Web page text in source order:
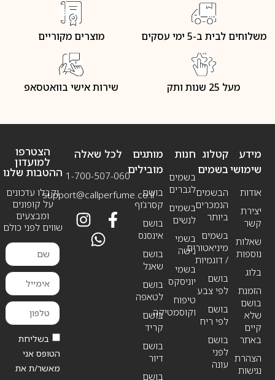
משלוחים לבית ב-5 ימי עסקים מוצרים מקוריים
מעל 25 שנות ותק שירות אישי בוואטסאפ
מידע
שימושי
אודות
יצירת
קשר
שאלות
נוספות
בלוג
הזמנת
בושם
שלא
קיים
באתר
הצהרת
נגישות
חנות
בשמים
לגברים
בשמים
לנשים
בשמי
נישה
בשמי
יוניסקס
טיפוח
וקוסמטיקה
קטלוג
בשמים
הבשמים
הנמכרים
ביותר
בשמים
מיניאטורים
/ דוגמיות
בושם
לפי צבע
בושם
לפי ריח
בושם
לפני
עונה
מותגים
מובילים
בושם
קסרג’וף
בושם
אינסנס
בושם
שאנל
בושם
לטאפה
בושם
קריד
בושם
דיור
בושם
לכל שאלה
1-700-507-060
support@callperfume.co.il
הצטרפו
למועדון
ההטבות שלנו
וקבלו עדכונים
על קופונים
ומבצעים
שווים לפני כולם
בשליחת
הטופס אני
מאשר/ת את